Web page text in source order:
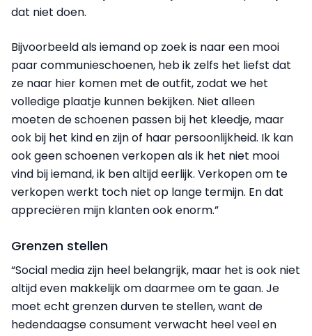
dat niet doen.
Bijvoorbeeld als iemand op zoek is naar een mooi
paar communieschoenen, heb ik zelfs het liefst dat
ze naar hier komen met de outfit, zodat we het
volledige plaatje kunnen bekijken. Niet alleen
moeten de schoenen passen bij het kleedje, maar
ook bij het kind en zijn of haar persoonlijkheid. Ik kan
ook geen schoenen verkopen als ik het niet mooi
vind bij iemand, ik ben altijd eerlijk. Verkopen om te
verkopen werkt toch niet op lange termijn. En dat
appreciëren mijn klanten ook enorm.”
Grenzen stellen
“Social media zijn heel belangrijk, maar het is ook niet
altijd even makkelijk om daarmee om te gaan. Je
moet echt grenzen durven te stellen, want de
hedendaagse consument verwacht heel veel en